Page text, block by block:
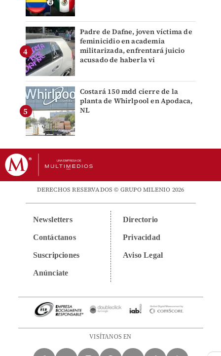
Padre de Dafne, joven víctima de
feminicidio en academia
militarizada, enfrentará juicio
acusado de haberla vi
Costará 150 mdd cierre de la
planta de Whirlpool en Apodaca,
NL
DERECHOS RESERVADOS © GRUPO MILENIO 2026
Newsletters
Contáctanos
Suscripciones
Anúnciate
Directorio
Privacidad
Aviso Legal
VISÍTANOS EN